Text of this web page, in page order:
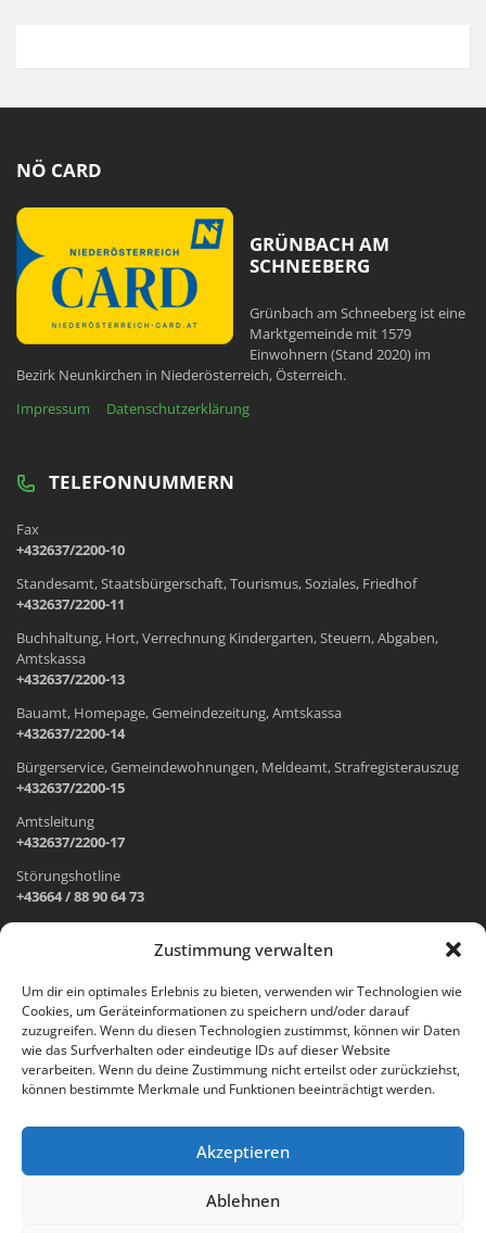
Zustimmung verwalten
Um dir ein optimales Erlebnis zu bieten, verwenden wir Technologien wie
Cookies, um Geräteinformationen zu speichern und/oder darauf
zuzugreifen. Wenn du diesen Technologien zustimmst, können wir Daten
wie das Surfverhalten oder eindeutige IDs auf dieser Website
verarbeiten. Wenn du deine Zustimmung nicht erteilst oder zurückziehst,
können bestimmte Merkmale und Funktionen beeinträchtigt werden.
Akzeptieren
Ablehnen
NÖ CARD
GRÜNBACH AM
SCHNEEBERG
Grünbach am Schneeberg ist eine
Marktgemeinde mit 1579
Einwohnern (Stand 2020) im
Bezirk Neunkirchen in Niederösterreich, Österreich.
Impressum
Datenschutzerklärung
TELEFONNUMMERN
Fax
+432637/2200-10
Standesamt, Staatsbürgerschaft, Tourismus, Soziales, Friedhof
+432637/2200-11
Buchhaltung, Hort, Verrechnung Kindergarten, Steuern, Abgaben,
Amtskassa
+432637/2200-13
Bauamt, Homepage, Gemeindezeitung, Amtskassa
+432637/2200-14
Bürgerservice, Gemeindewohnungen, Meldeamt, Strafregisterauszug
+432637/2200-15
Amtsleitung
+432637/2200-17
Störungshotline
+43664 / 88 90 64 73
Wr. Neustädter Straße 1
2733 Grünbach am Schneeberg
Öffnungszeiten Gemeindeamt:
Montag: 8.00 – 12.00 Uhr und 14.00 – 18.00 Uhr
Freitag: 8.00 – 12.00 Uhr
Email: